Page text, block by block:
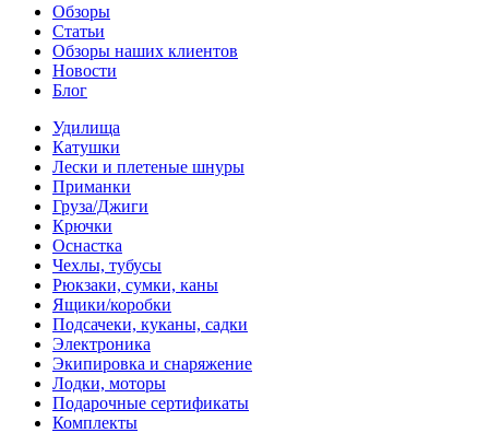
Обзоры
Статьи
Обзоры наших клиентов
Новости
Блог
Удилища
Катушки
Лески и плетеные шнуры
Приманки
Груза/Джиги
Крючки
Оснастка
Чехлы, тубусы
Рюкзаки, сумки, каны
Ящики/коробки
Подсачеки, куканы, садки
Электроника
Экипировка и снаряжение
Лодки, моторы
Подарочные сертификаты
Комплекты